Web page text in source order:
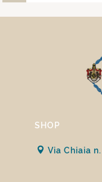
SHOP
Via Chiaia